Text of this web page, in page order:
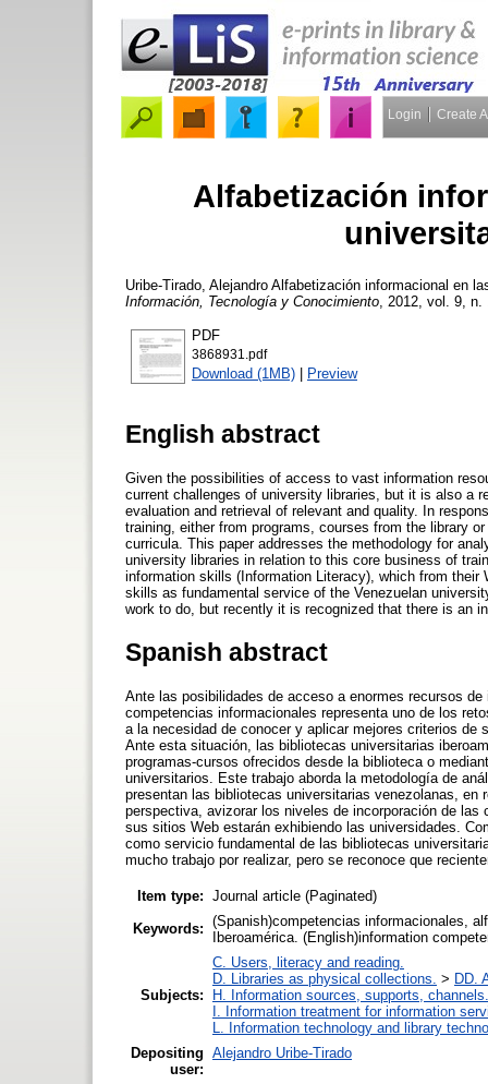
Login Create
Alfabetización
Uribe-Tirado, Alejandro Alfabetización informacional en
Información, Tecnología y Conocimiento , 2012, vol. 9,
PDF
3868931.pdf
Download (1MB) | Preview
English abstract
Given the possibilities of access to vast information
current challenges of university libraries, but it is also a
evaluation and retrieval of relevant and quality. In
training, either from programs, courses from the library
curricula. This paper addresses the methodology for
university libraries in relation to this core business of
information skills (Information Literacy), which from
skills as fundamental service of the Venezuelan
work to do, but recently it is recognized that there is an
Spanish abstract
Ante las posibilidades de acceso a enormes recursos
competencias informacionales representa uno de los
a la necesidad de conocer y aplicar mejores criterios
Ante esta situación, las bibliotecas universitarias
programas-cursos ofrecidos desde la biblioteca o
universitarios. Este trabajo aborda la metodología de
presentan las bibliotecas universitarias venezolanas,
perspectiva, avizorar los niveles de incorporación de
sus sitios Web estarán exhibiendo las universidades.
como servicio fundamental de las bibliotecas
mucho trabajo por realizar, pero se reconoce que
Item type: Journal article (Paginated)
Keywords: (Spanish)competencias informacionales,
Iberoamérica. (English)information
Subjects:
C. Users, literacy and reading.
D. Libraries as physical collections. > DD.
H. Information sources, supports, channels.
I. Information treatment for information
L. Information technology and library
Depositing
user:
Alejandro Uribe-Tirado